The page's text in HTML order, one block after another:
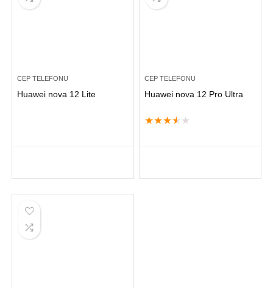
CEP TELEFONU
Huawei nova 12 Lite
CEP TELEFONU
Huawei nova 12 Pro Ultra
★★★★ ★